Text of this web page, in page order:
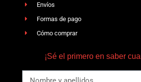
Envíos
Formas de pago
Cómo comprar
¡Sé el primero en saber